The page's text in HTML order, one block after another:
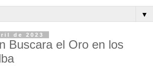
▼
de 2023
Buscara el Oro en los